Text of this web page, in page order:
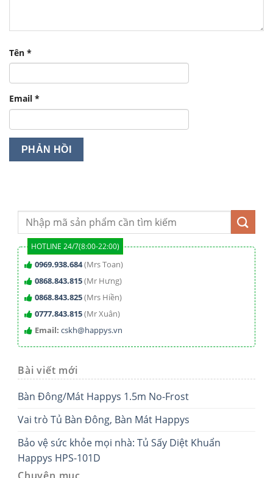
Tên *
Email *
HOTLINE 24/7(8:00-22:00)
0969.938.684(Mrs Toan)
0868.843.815(Mr Hưng)
0868.843.825(Mrs Hiền)
0777.843.815(Mr Xuân)
Email: cskh@happys.vn
Bài viết mới
Bàn Đông/Mát Happys 1.5m No-Frost
Vai trò Tủ Bàn Đông, Bàn Mát Happys
Bảo vệ sức khỏe mọi nhà: Tủ Sấy Diệt Khuẩn
Happys HPS-101D